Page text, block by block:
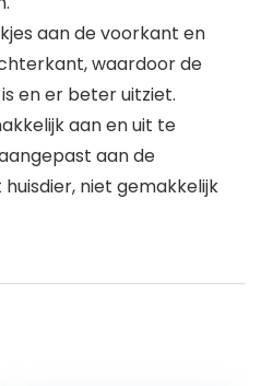
aan de voorkant en
waardoor de
en er beter uitziet.
aan en uit te
aan de
niet gemakkelijk